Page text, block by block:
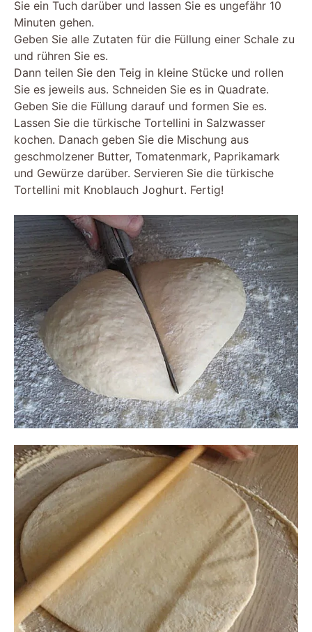
Sie ein Tuch darüber und lassen Sie es ungefähr 10
Minuten gehen.
Geben Sie alle Zutaten für die Füllung einer Schale zu
und rühren Sie es.
Dann teilen Sie den Teig in kleine Stücke und rollen
Sie es jeweils aus. Schneiden Sie es in Quadrate.
Geben Sie die Füllung darauf und formen Sie es.
Lassen Sie die türkische Tortellini in Salzwasser
kochen. Danach geben Sie die Mischung aus
geschmolzener Butter, Tomatenmark, Paprikamark
und Gewürze darüber. Servieren Sie die türkische
Tortellini mit Knoblauch Joghurt. Fertig!